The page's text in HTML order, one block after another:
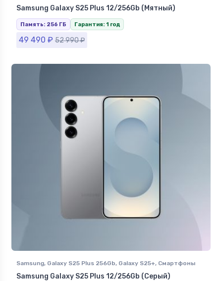
Samsung в Ставрополе
Samsung Galaxy S25 Plus 12/256Gb (Мятный)
Память: 256 ГБ Гарантия: 1 год
49 490 ₽ 52 990₽
Samsung, Galaxy S25 Plus 256Gb, Galaxy S25+, Смартфоны
Samsung в Ставрополе
Samsung Galaxy S25 Plus 12/256Gb (Серый)